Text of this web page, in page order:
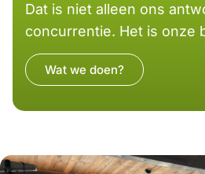
Dat is niet alleen ons
concurrentie. Het is onze
Wat we doen?